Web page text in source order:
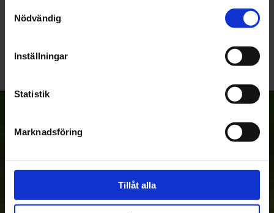
Nödvändig
Inställningar
Statistik
Marknadsföring
Tillåt alla
Bli den första att lämna ett omdöme.
Prenumerera
integritetspolicy.